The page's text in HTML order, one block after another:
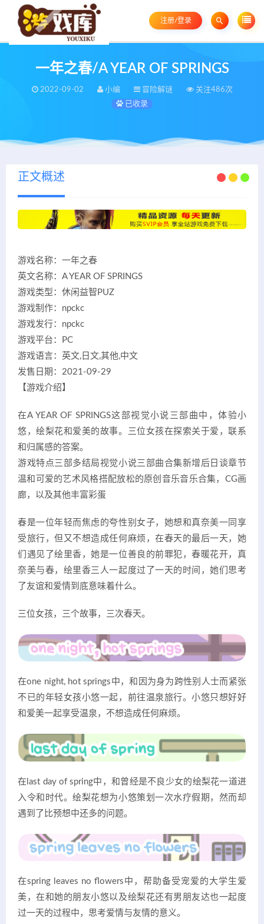
注册/登录
一年之春/A YEAR OF SPRINGS
2022-09-02 小编 冒险解谜
关注486次
已收录
正文概述
游戏名称：一年之春
英文名称：A YEAR OF SPRINGS
游戏类型：休闲益智PUZ
游戏制作：npckc
游戏发行：npckc
游戏平台：PC
游戏语言：英文,日文,其他,中文
发售日期：2021-09-29
【游戏介绍】
在A YEAR OF SPRINGS这部视觉小说三部曲中，体验小
悠，绘梨花和爱美的故事。三位女孩在探索关于爱，联系
和归属感的答案。
游戏特点三部多结局视觉小说三部曲合集新增后日谈章节
温和可爱的艺术风格搭配放松的原创音乐音乐合集，CG画
廊，以及其他丰富彩蛋
春是一位年轻而焦虑的夸性别女子，她想和真奈美一同享
受旅行，但又不想造成任何麻烦，在春天的最后一天，她
们遇见了绘里香，她是一位善良的前罪犯，春暖花开，真
奈美与春，绘里香三人一起度过了一天的时间，她们思考
了友谊和爱情到底意味着什么。
三位女孩，三个故事，三次春天。
在one night, hot springs中，和因为身为跨性别人士而紧张
不已的年轻女孩小悠一起，前往温泉旅行。小悠只想好好
和爱美一起享受温泉，不想造成任何麻烦。
在last day of spring中，和曾经是不良少女的绘梨花一道进
入令和时代。绘梨花想为小悠策划一次水疗假期，然而却
遇到了比预想中还多的问题。
在spring leaves no flowers中，帮助备受宠爱的大学生爱
美，在和她的朋友小悠以及绘梨花还有男朋友达也一起度
过一天的过程中，思考爱情与友情的意义。